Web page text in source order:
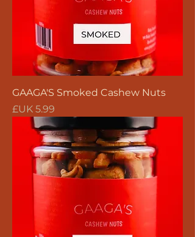
GAAGA'S Smoked Cashew Nuts
السعر